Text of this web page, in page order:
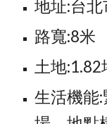
地址:台
路寬:8米
土地
生活機能